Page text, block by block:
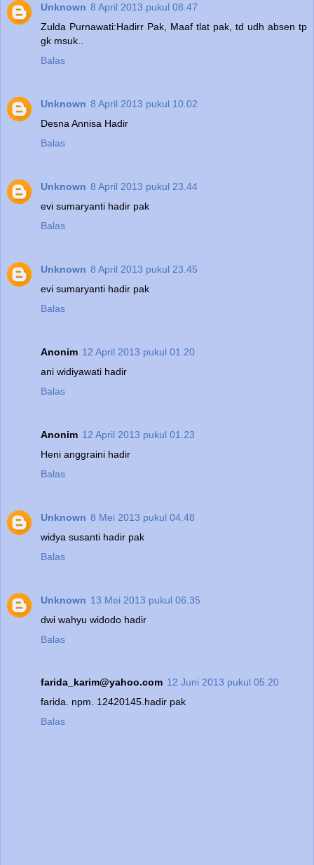
Unknown 8 April 2013 pukul 08.47
Zulda Purnawati:Hadirr Pak, Maaf tlat pak, td udh absen tp
gk msuk..
Balas
Unknown 8 April 2013 pukul 10.02
Desna Annisa Hadir
Balas
Unknown 8 April 2013 pukul 23.44
evi sumaryanti hadir pak
Balas
Unknown 8 April 2013 pukul 23.45
evi sumaryanti hadir pak
Balas
Anonim 12 April 2013 pukul 01.20
ani widiyawati hadir
Balas
Anonim 12 April 2013 pukul 01.23
Heni anggraini hadir
Balas
Unknown 8 Mei 2013 pukul 04.48
widya susanti hadir pak
Balas
Unknown 13 Mei 2013 pukul 06.35
dwi wahyu widodo hadir
Balas
farida_karim@yahoo.com 12 Juni 2013 pukul 05.20
farida. npm. 12420145.hadir pak
Balas